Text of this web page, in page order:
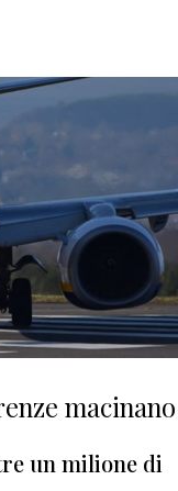
macinano
un milione di